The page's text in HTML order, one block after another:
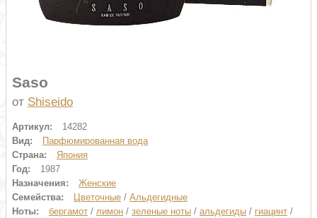
Saso
от Shiseido
Артикул:
14282
Вид:
Парфюмированная вода
Страна:
Япония
Год:
1987
Назначения:
Женские
Семейства:
Цветочные / Альдегидные
Ноты:
бергамот / лимон / зеленые ноты / альдегиды / гиацинт /